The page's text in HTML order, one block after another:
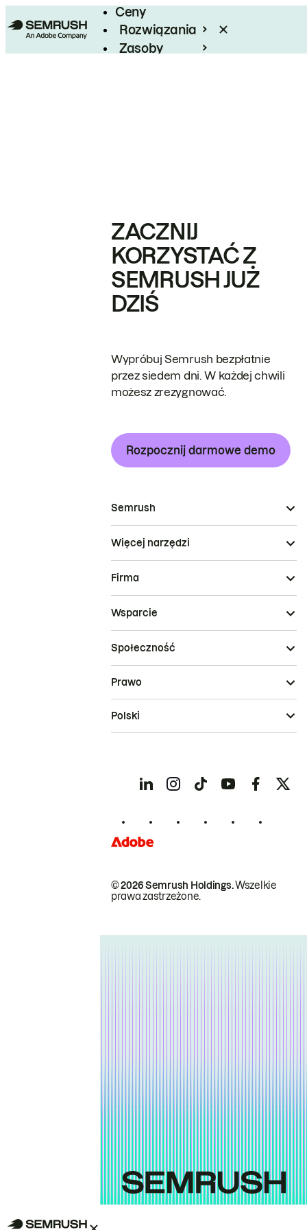
Ceny
Rozwiązania
Zasoby
ZACZNIJ
KORZYSTAĆ Z
SEMRUSH JUŻ
DZIŚ
Wypróbuj Semrush bezpłatnie
przez siedem dni. W każdej chwili
możesz zrezygnować.
Rozpocznij darmowe demo
Semrush
Więcej narzędzi
Firma
Wsparcie
Społeczność
© 2026 Semrush Holdings.Wszelkie
prawa zastrzeżone.
Prawo
Polski